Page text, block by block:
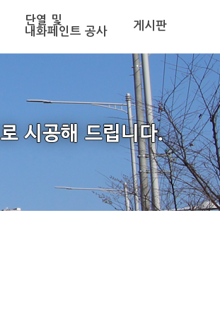
단열 및
내화페인트 공사
게시판